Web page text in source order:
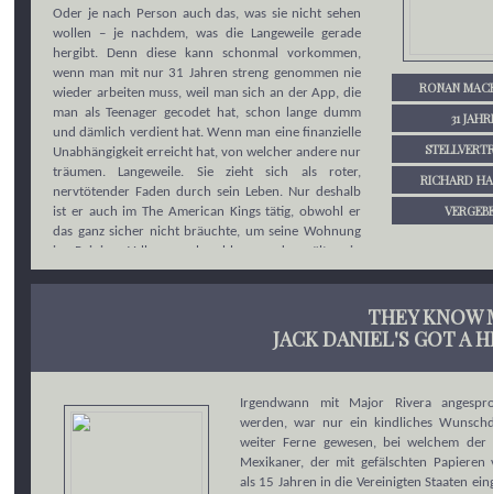
Oder je nach Person auch das, was sie nicht sehen
wollen – je nachdem, was die Langeweile gerade
hergibt. Denn diese kann schonmal vorkommen,
wenn man mit nur 31 Jahren streng genommen nie
wieder arbeiten muss, weil man sich an der App, die
man als Teenager gecodet hat, schon lange dumm
und dämlich verdient hat. Wenn man eine finanzielle
Unabhängigkeit erreicht hat, von welcher andere nur
träumen. Langeweile. Sie zieht sich als roter,
nervtötender Faden durch sein Leben. Nur deshalb
ist er auch im The American Kings tätig, obwohl er
das ganz sicher nicht bräuchte, um seine Wohnung
in Rainier Valley zu bezahlen, und quält sein
Schlagzeug in seinem Folk-Punk-Trio, Yellin’ at
ein klein wenig Aufregung, eben. Es ist also auch kein
Wunder, dass es ihn, was die Liebe angeht, immer
wieder zu ein und derselben Frau zurückzieht,
ist. Denn eins muss man Echo Reacher lassen:
Langweilig ist es mit ihr nie.
RONAN
31
RICHARD
THEY KNOW
JACK DANIEL'S GOT A
Irgendwann mit Major Rivera
werden, war nur ein kindliches
weiter Ferne gewesen, bei welchem der
Mexikaner, der mit gefälschten Papieren
als 15 Jahren in die Vereinigten Staaten